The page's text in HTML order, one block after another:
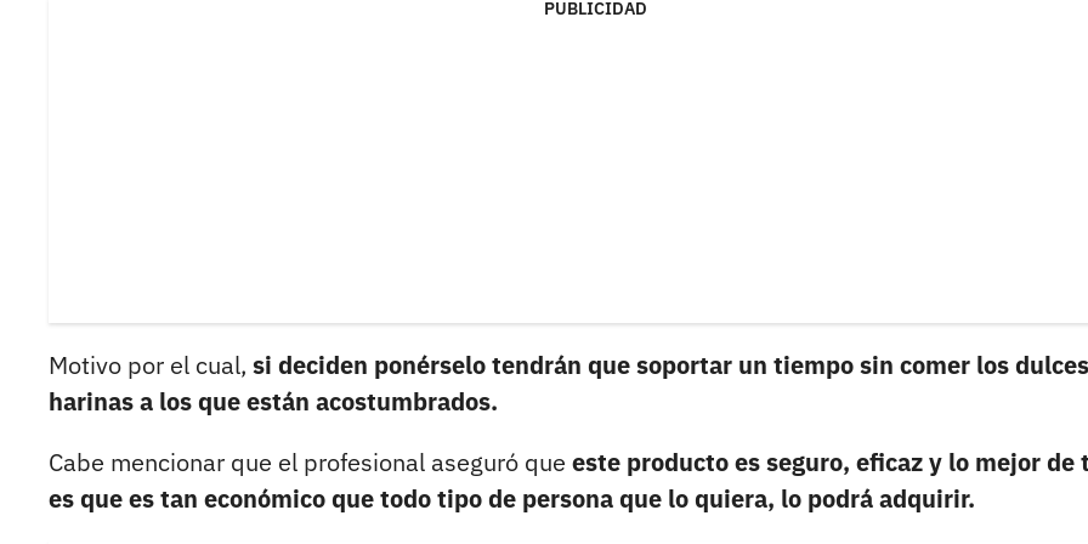
PUBLICIDAD
Motivo por el cual, si deciden ponérselo tendrán que soportar un tiempo sin comer los
harinas a los que están acostumbrados.
Cabe mencionar que el profesional aseguró que este producto es seguro, eficaz y lo mejor de
es que es tan económico que todo tipo de persona que lo quiera, lo podrá adquirir.